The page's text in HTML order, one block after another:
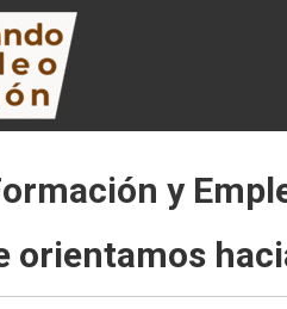
y
orientamos